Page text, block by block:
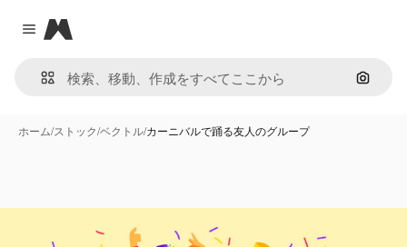
Close menu
Magnific
画像で
ホーム/ストック/ベクトル/カーニバルで踊る友人のグループ